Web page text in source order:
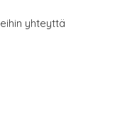
yhteyttä